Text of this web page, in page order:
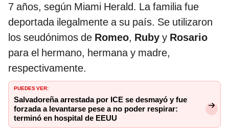
7 años, según Miami Herald. La familia fue
deportada ilegalmente a su país. Se utilizaron
los seudónimos de Romeo, Ruby y Rosario
para el hermano, hermana y madre,
respectivamente.
PUEDES VER:
Salvadoreña arrestada por ICE se desmayó y fue
forzada a levantarse pese a no poder respirar:
terminó en hospital de EEUU